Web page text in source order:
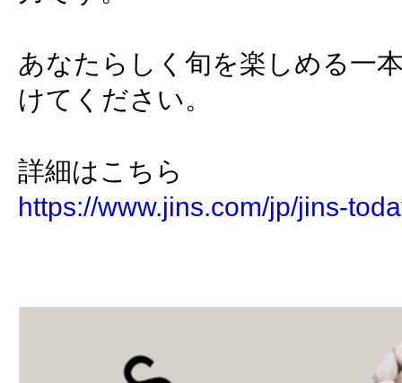
あなたらしく旬を楽しめる一
けてください。
詳細はこちら
https://www.jins.com/jp/jins-